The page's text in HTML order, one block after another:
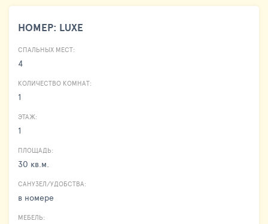
НОМЕР: LUXE
СПАЛЬНЫХ МЕСТ:
4
КОЛИЧЕСТВО КОМНАТ:
1
ЭТАЖ:
1
ПЛОЩАДЬ:
30 кв.м.
САНУЗЕЛ/УДОБСТВА:
в номере
МЕБЕЛЬ: